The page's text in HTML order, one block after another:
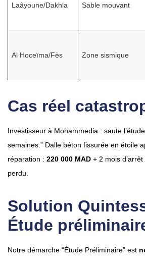
Laâyoune/Dakhla Sable mouvant
Al Hoceïma/Fès Zone sismique
Cas réel
Investisseur à Mohammedia : saute
semaines.” Dalle béton fissurée en étoile
réparation : 220 000 MAD + 2 mois
perdu.
Solution
Étude
Notre démarche “Étude Préliminaire” est